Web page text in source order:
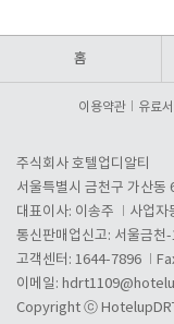
홈
이용약관 유료
주식회사 호텔업디알티
서울특별시 금천구 가산동
대표이사: 이송주
사업자
통신판매업신고: 서울금천
고객센터: 1644-7896
이메일:
Copyright ⓒ